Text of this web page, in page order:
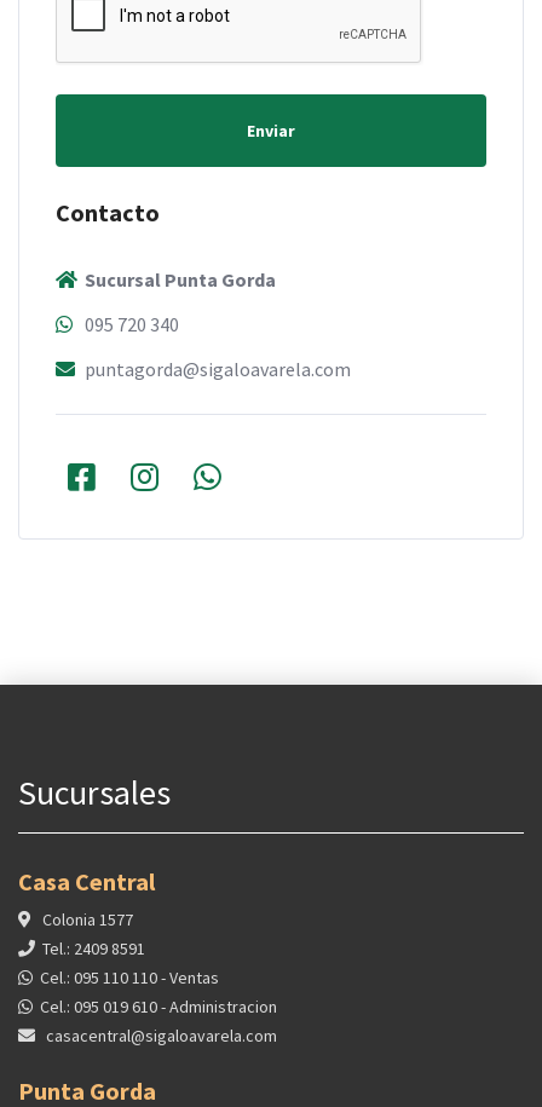
Enviar
Contacto
Sucursal Punta Gorda
095 720 340
puntagorda@sigaloavarela.com
Sucursales
Casa Central
Colonia 1577
Tel.: 2409 8591
Cel.: 095 110 110 - Ventas
Cel.: 095 019 610 - Administracion
casacentral@sigaloavarela.com
Punta Gorda